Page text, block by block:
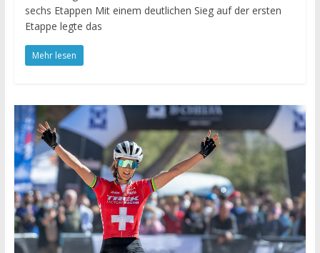
sechs Etappen Mit einem deutlichen Sieg auf der ersten
Etappe legte das
Mehr lesen